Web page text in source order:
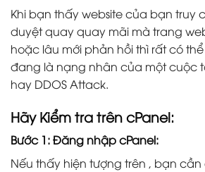
Khi bạn thấy website của bạn truy
duyệt quay quay mãi mà trang
hoặc lâu mới phản hồi thì rất có
đang là nạng nhân của một cuộc
hay DDOS Attack.
Hãy Kiểm tra trên cPanel:
Bước 1: Đăng nhập cPanel:
Nếu thấy hiện tượng trên , bạn